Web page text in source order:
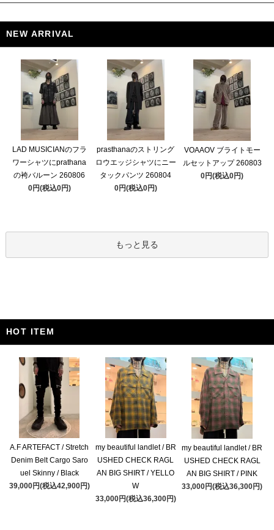
NEW ARRIVAL
LAD MUSICIANのフラ
ワーシャツにprathana
の袴バルーン 260806
0円(税込0円)
prasthanaのストリング
ロウエッジシャツにニー
タックパンツ 260804
0円(税込0円)
VOAAOV ブライトモー
ルセットアップ 260803
0円(税込0円)
もっと見る
HOT ITEM
A.F ARTEFACT / Stretch
Denim Belt Cargo Saro
uel Skinny / Black
39,000円(税込42,900円)
my beautiful landlet / BR
USHED CHECK RAGL
AN BIG SHIRT / YELLO
W
33,000円(税込36,300円)
my beautiful landlet / BR
USHED CHECK RAGL
AN BIG SHIRT / PINK
33,000円(税込36,300円)